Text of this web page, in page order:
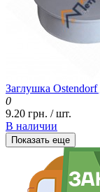
Заглушка
0
9.20 грн. / шт.
В наличии
Показать еще